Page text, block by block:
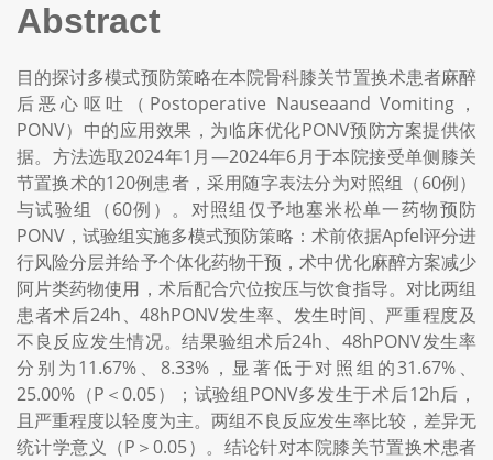
Abstract
目的探讨多模式预防策略在本院骨科膝关节置换术患者麻醉
后恶心呕吐（Postoperative Nauseaand Vomiting，
PONV）中的应用效果，为临床优化PONV预防方案提供依
据。方法选取2024年1月—2024年6月于本院接受单侧膝关
节置换术的120例患者，采用随字表法分为对照组（60例）
与试验组（60例）。对照组仅予地塞米松单一药物预防
PONV，试验组实施多模式预防策略：术前依据Apfel评分进
行风险分层并给予个体化药物干预，术中优化麻醉方案减少
阿片类药物使用，术后配合穴位按压与饮食指导。对比两组
患者术后24h、48hPONV发生率、发生时间、严重程度及
不良反应发生情况。结果验组术后24h、48hPONV发生率
分别为11.67%、8.33%，显著低于对照组的31.67%、
25.00%（P＜0.05）；试验组PONV多发生于术后12h后，
且严重程度以轻度为主。两组不良反应发生率比较，差异无
统计学意义（P＞0.05）。结论针对本院膝关节置换术患者